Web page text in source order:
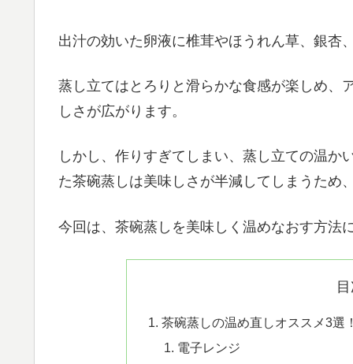
出汁の効いた卵液に椎茸やほうれん草、銀杏
蒸し立てはとろりと滑らかな食感が楽しめ、
しさが広がります。
しかし、作りすぎてしまい、蒸し立ての温
た茶碗蒸しは美味しさが半減してしまうため
今回は、茶碗蒸しを美味しく温めなおす方法
茶碗蒸しの温め直しオススメ3選
電子レンジ